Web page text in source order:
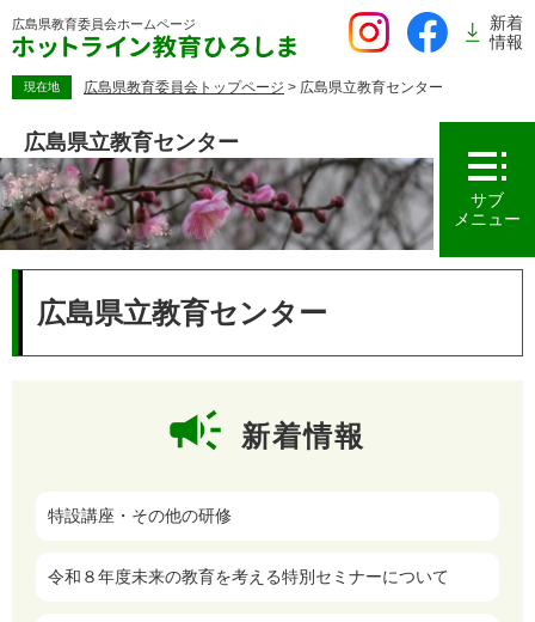
ー
で
す。
広島県教育委員会ホームページ
新着
情報
現在地 広島県教育委員会トップページ > 広島県立教育センター
広島県立教育センター
サブ
メニュー
広島県立教育センター
新着情報
特設講座・その他の研修
令和８年度未来の教育を考える特別セミナーについて